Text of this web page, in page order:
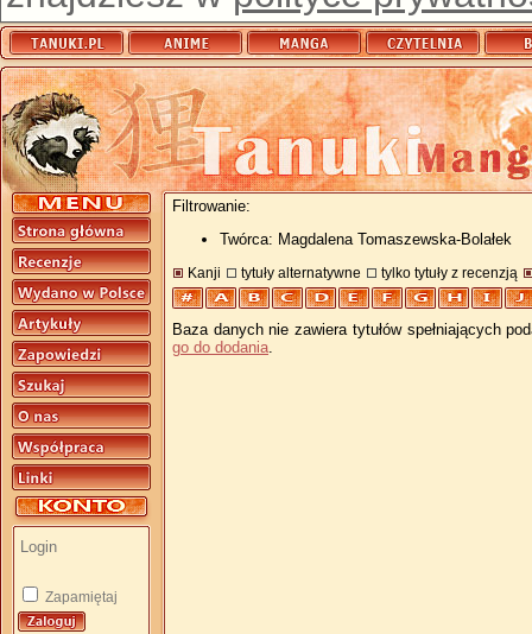
Zapamiętaj
Filtrowanie:
Twórca: Magdalena Tomaszewska-Bolałek
Kanji tytuły alternatywne tylko tytuły z recenzją
Baza danych nie zawiera tytułów spełniających
go do dodania.